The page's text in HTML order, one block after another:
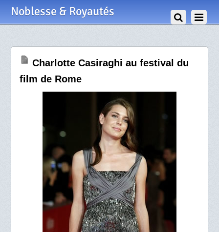
Noblesse & Royautés
Charlotte Casiraghi au festival du
film de Rome